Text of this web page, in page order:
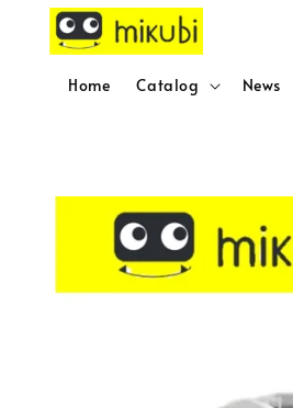
Home Catalog News